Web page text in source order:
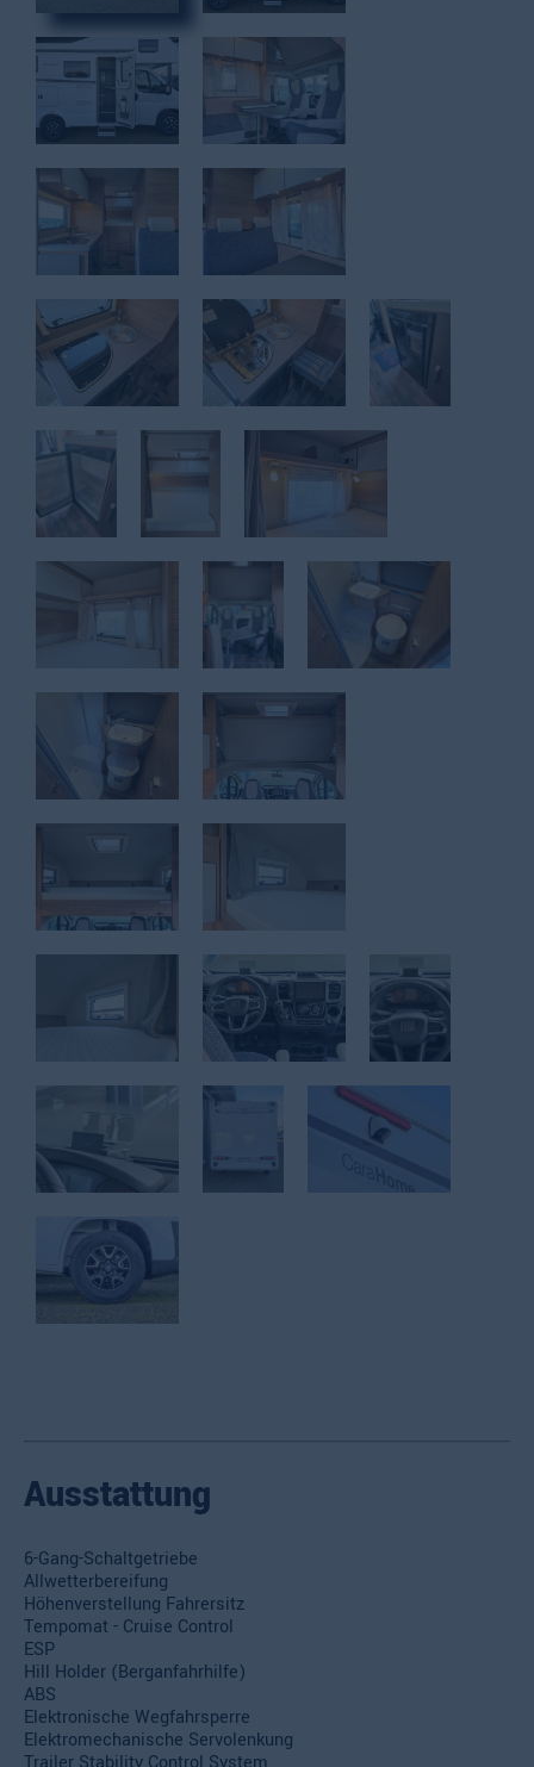
Ausstattung
6-Gang-Schaltgetriebe
Allwetterbereifung
Höhenverstellung Fahrersitz
Tempomat - Cruise Control
ESP
Hill Holder (Berganfahrhilfe)
ABS
Elektronische Wegfahrsperre
Elektromechanische Servolenkung